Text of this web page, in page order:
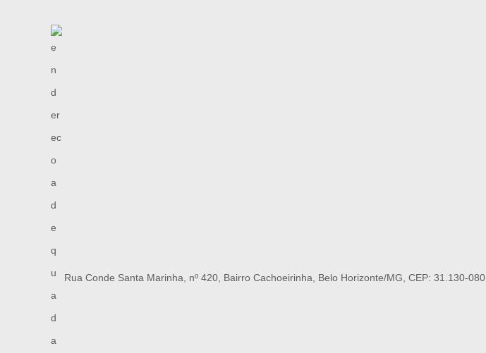
Rua Conde Santa Marinha, nº 420, Bairro Cachoeirinha, Belo Horizonte/MG, CEP: 31.130-080